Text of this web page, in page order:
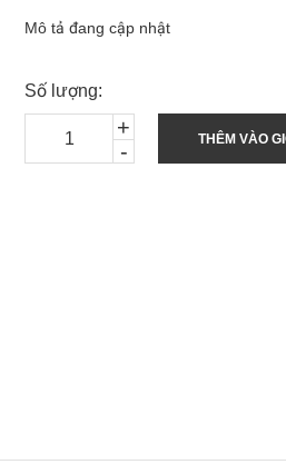
Mô tả đang cập nhật
Số lượng:
-
+ THÊM VÀO